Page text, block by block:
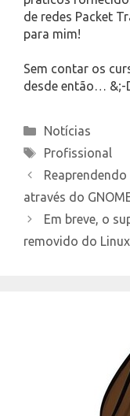
de redes Packet
para mim!
Sem contar os
desde então… &;-
Categories
Notícias
Tags
Profissional
através do
Em breve, o
removido do